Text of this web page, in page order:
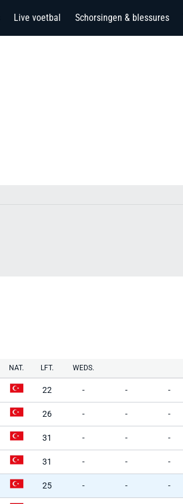
Live voetbal Schorsingen & blessures
NAT. LFT. WEDS.
22 - - -
26 - - -
31 - - -
31 - - -
25 - - -